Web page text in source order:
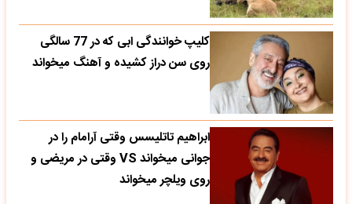
کلیپ خوانندگی ابی که در 77 سالگی
روی سن دراز کشیده و آهنگ میخواند
ابراهیم تاتلیسس وقتی آرامام را در
جوانی میخواند VS وقتی در مریضی و
روی ویلچر میخواند